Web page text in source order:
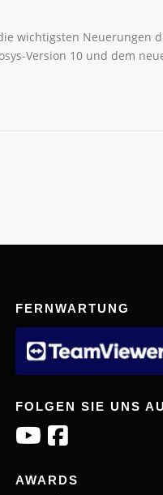
wichtigsten Neuerungen
Version 10 und dem
FERNWARTUNG
FOLGEN SIE UNS
AWARDS